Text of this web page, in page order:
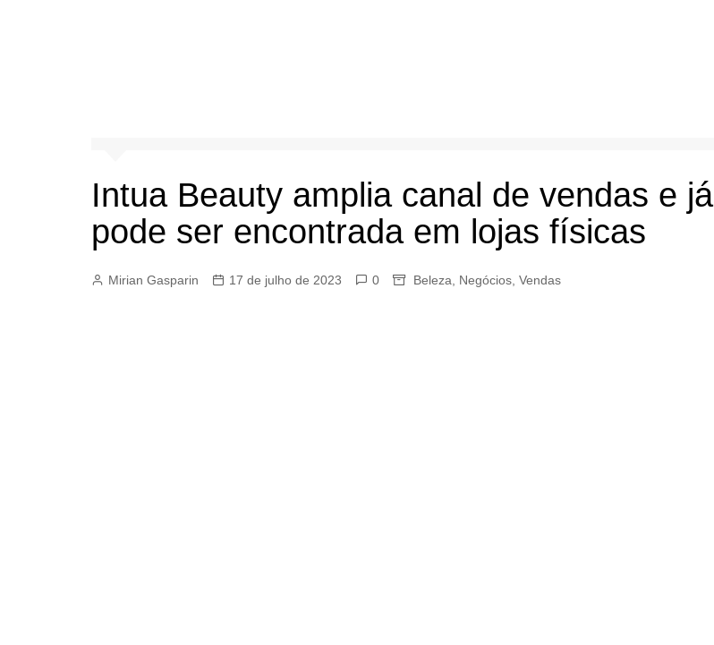
Intua Beauty amplia canal de vendas e já
pode ser encontrada em lojas físicas
Mirian Gasparin 17 de julho de 2023 0 Beleza Negócios Vendas